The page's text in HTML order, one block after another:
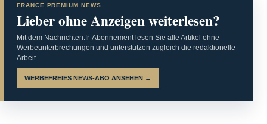
FRANCE PREMIUM NEWS
Lieber ohne Anzeigen weiterlesen?
Mit dem Nachrichten.fr-Abonnement lesen Sie alle Artikel ohne
Werbeunterbrechungen und unterstützen zugleich die redaktionelle
Arbeit.
WERBEFREIES NEWS-ABO ANSEHEN →